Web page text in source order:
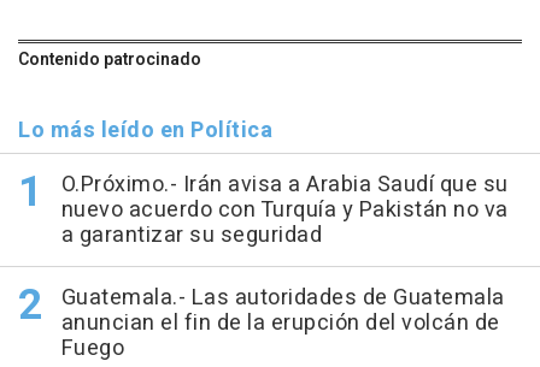
Contenido patrocinado
Lo más leído en Política
O.Próximo.- Irán avisa a Arabia Saudí que su
nuevo acuerdo con Turquía y Pakistán no va
a garantizar su seguridad
Guatemala.- Las autoridades de Guatemala
anuncian el fin de la erupción del volcán de
Fuego